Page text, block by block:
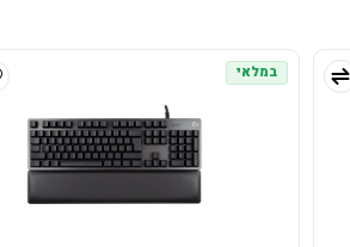
במלאי